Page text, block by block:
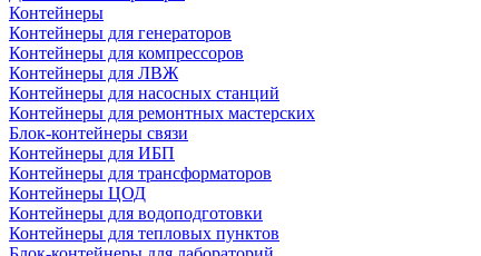
Контейнеры
Контейнеры для генераторов
Контейнеры для компрессоров
Контейнеры для ЛВЖ
Контейнеры для насосных станций
Контейнеры для ремонтных мастерских
Блок-контейнеры связи
Контейнеры для ИБП
Контейнеры для трансформаторов
Контейнеры ЦОД
Контейнеры для водоподготовки
Контейнеры для тепловых пунктов